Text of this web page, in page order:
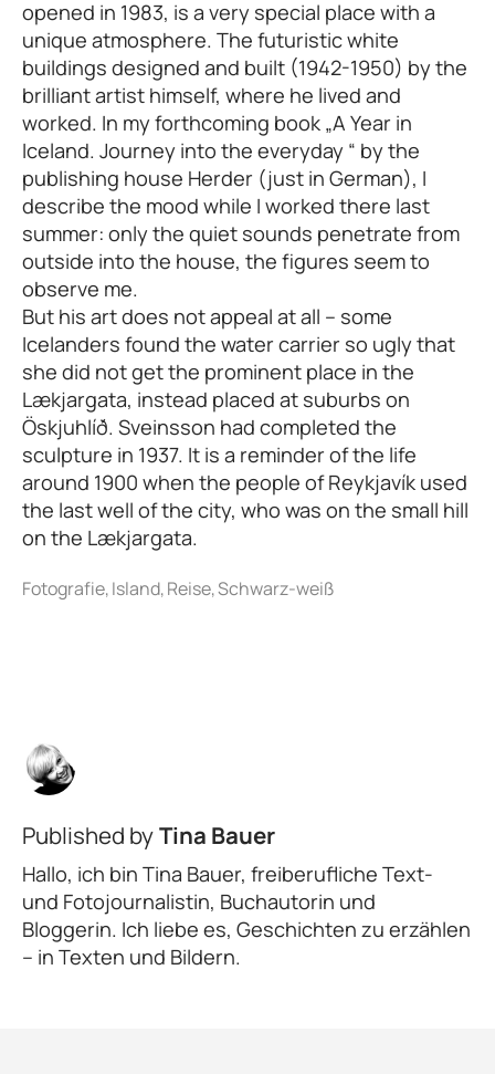
opened in 1983, is a very special place with a
unique atmosphere. The futuristic white
buildings designed and built (1942-1950) by the
brilliant artist himself, where he lived and
worked. In my forthcoming book „A Year in
Iceland. Journey into the everyday “ by the
publishing house Herder (just in German), I
describe the mood while I worked there last
summer: only the quiet sounds penetrate from
outside into the house, the figures seem to
observe me.
But his art does not appeal at all – some
Icelanders found the water carrier so ugly that
she did not get the prominent place in the
Lækjargata, instead placed at suburbs on
Öskjuhlíð. Sveinsson had completed the
sculpture in 1937. It is a reminder of the life
around 1900 when the people of Reykjavík used
the last well of the city, who was on the small hill
on the Lækjargata.
Published byTina Bauer
Hallo, ich bin Tina Bauer, freiberufliche Text-
und Fotojournalistin, Buchautorin und
Bloggerin. Ich liebe es, Geschichten zu erzählen
– in Texten und Bildern.